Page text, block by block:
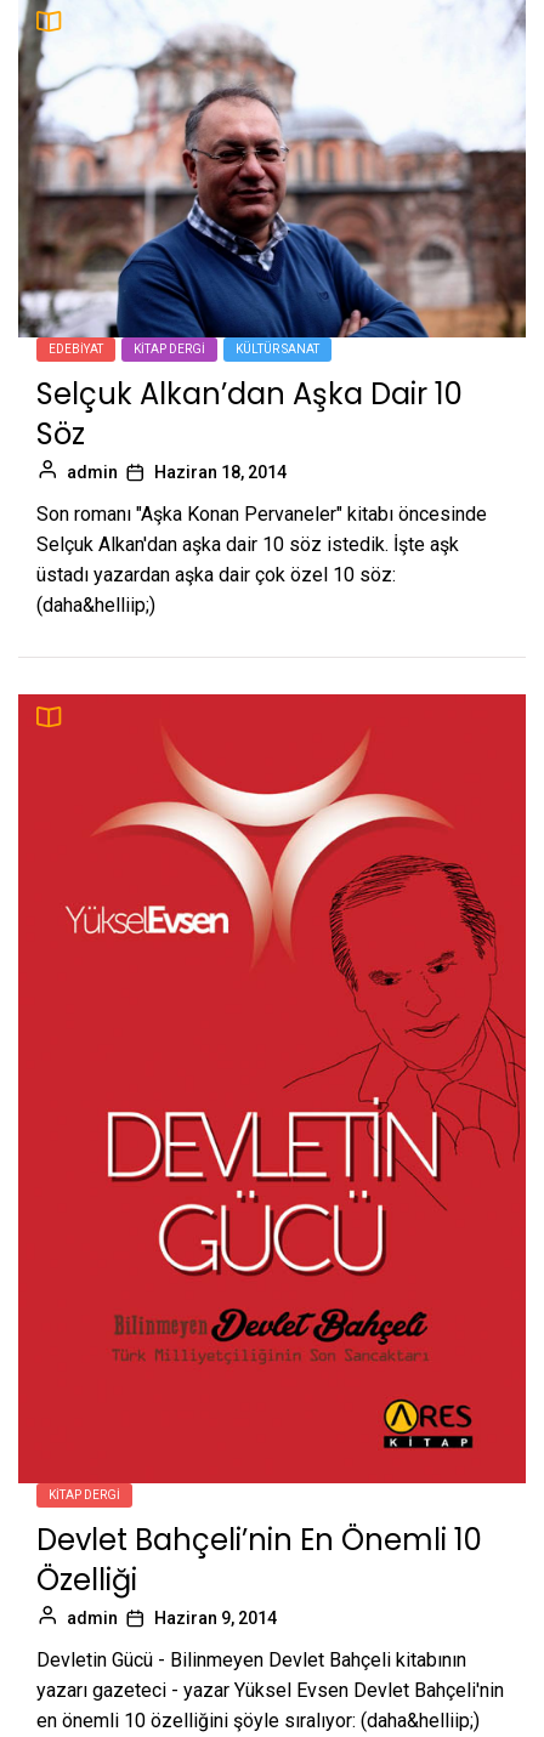
EDEBIYAT KITAP DERGI KÜLTÜR SANAT
Selçuk Alkan’dan Aşka Dair 10
Söz
admin Haziran 18, 2014
Son romanı "Aşka Konan Pervaneler" kitabı öncesinde
Selçuk Alkan'dan aşka dair 10 söz istedik. İşte aşk
üstadı yazardan aşka dair çok özel 10 söz:
(daha&helliip;)
KITAP DERGI
Devlet Bahçeli’nin En Önemli 10
Özelliği
admin Haziran 9, 2014
Devletin Gücü - Bilinmeyen Devlet Bahçeli kitabının
yazarı gazeteci - yazar Yüksel Evsen Devlet Bahçeli'nin
en önemli 10 özelliğini şöyle sıralıyor: (daha&helliip;)